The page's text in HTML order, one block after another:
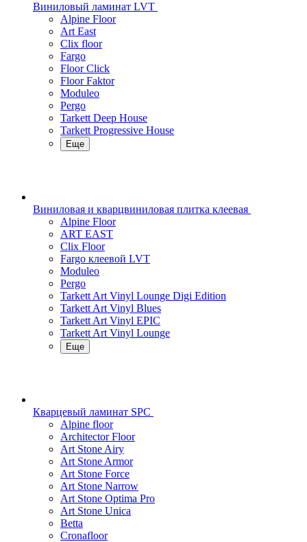
Виниловый ламинат LVT
Alpine Floor
Art East
Clix floor
Fargo
Floor Click
Floor Faktor
Moduleo
Pergo
Tarkett Deep House
Tarkett Progressive House
Еще
Виниловая и кварцвиниловая плитка клеевая
Alpine Floor
ART EAST
Clix Floor
Fargo клеевой LVT
Moduleo
Pergo
Tarkett Art Vinyl Lounge Digi Edition
Tarkett Art Vinyl Blues
Tarkett Art Vinyl EPIC
Tarkett Art Vinyl Lounge
Еще
Кварцевый ламинат SPC
Alpine floor
Architector Floor
Art Stone Airy
Art Stone Armor
Art Stone Force
Art Stone Narrow
Art Stone Optima Pro
Art Stone Unica
Betta
Cronafloor